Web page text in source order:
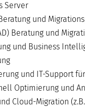
Server
und
Beratung und
und Business
und IT-Support
Optimierung und
Cloud-Migration